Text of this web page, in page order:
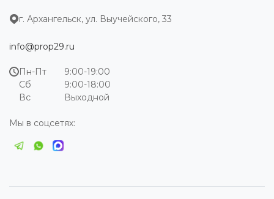
г. Архангельск, ул. Выучейского, 33
info@prop29.ru
Пн-Пт
9:00-19:00
Сб
9:00-18:00
Вс
Выходной
Мы в соцсетях: